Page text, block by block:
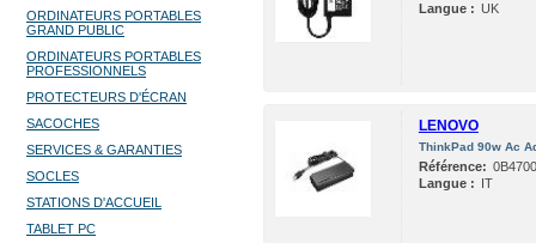
ORDINATEURS PORTABLES
GRAND PUBLIC
ORDINATEURS PORTABLES
PROFESSIONNELS
PROTECTEURS D'ÉCRAN
SACOCHES
SERVICES & GARANTIES
SOCLES
STATIONS D'ACCUEIL
TABLET PC
Langue : UK
LENOVO
ThinkPad 90w Ac
Référence:
Langue : IT